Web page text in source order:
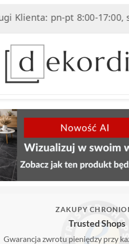
pn-pt 8:00-17:00, sob
ZAKUPY
Trusted Shops
Gwarancja zwrotu pieniędzy przy